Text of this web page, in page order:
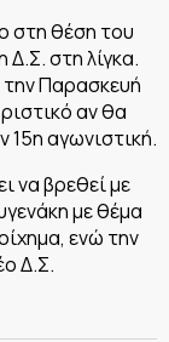
στη θέση του
στη λίγκα.
Παρασκευή
αν θα
15η αγωνιστική.
να βρεθεί με
με θέμα
ενώ την
Δ.Σ.